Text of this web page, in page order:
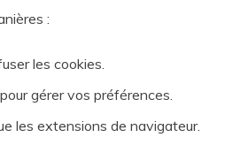
:
les cookies.
gérer vos préférences.
les extensions de navigateur.